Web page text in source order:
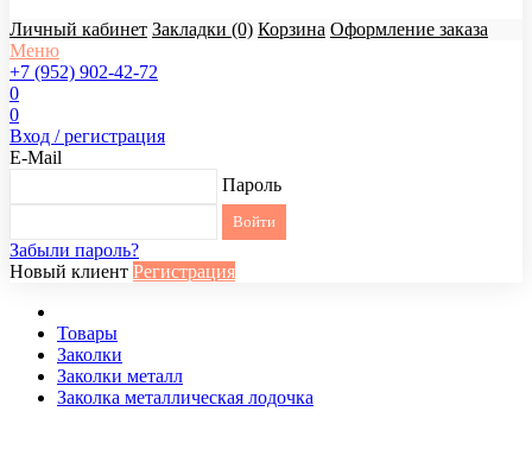
Личный кабинет Закладки (0) Корзина Оформление заказа
Меню
+7 (952) 902-42-72
0
0
Вход / регистрация
E-Mail
Пароль
Забыли пароль?
Новый клиент Регистрация
Товары
Заколки
Заколки металл
Заколка металлическая лодочка